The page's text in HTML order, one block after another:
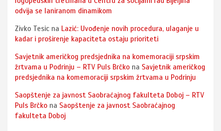
odvija se laniranom dinamikom
Zivko Tesic na Lazić: Uvođenje novih procedura, ulaganje u
kadar i proširenje kapaciteta ostaju prioriteti
Savjetnik američkog predsjednika na komemoraciji srpskim
žrtvama u Podrinju – RTV Puls Brčko na Savjetnik američkog
predsjednika na komemoraciji srpskim žrtvama u Podrinju
Saopštenje za javnost Saobraćajnog fakulteta Doboj – RTV
Puls Brčko na Saopštenje za javnost Saobraćajnog
fakulteta Doboj